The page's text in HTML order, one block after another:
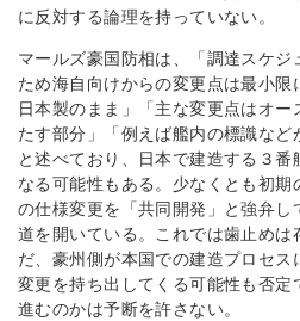
に反対する論理を持っていない。
マールズ豪国防相は、「調達スケジ
ため海自向けからの変更点は最小限
日本製のまま」「主な変更点はオ
たす部分」「例えば艦内の標識など
と述べており、日本で建造する３番
なる可能性もある。少なくとも初
の仕様変更を「共同開発」と強弁し
道を開いている。これでは歯止めは
だ、豪州側が本国での建造プロセス
変更を持ち出してくる可能性も否定
進むのかは予断を許さない。